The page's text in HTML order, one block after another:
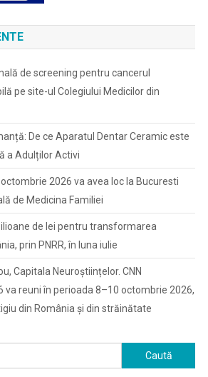
de screening pentru cancerul
pe site-ul Colegiului Medicilor din
De ce Aparatul Dentar Ceramic este
a Adulților Activi
2026 va avea loc la Bucuresti
de Medicina Familiei
de lei pentru transformarea
prin PNRR, în luna iulie
Capitala Neuroștiințelor. CNN
va reuni în perioada 8–10 octombrie 2026,
din România și din străinătate
Caută
după: